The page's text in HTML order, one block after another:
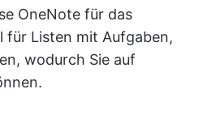
OneNote für das
für Listen mit Aufgaben,
wodurch Sie auf